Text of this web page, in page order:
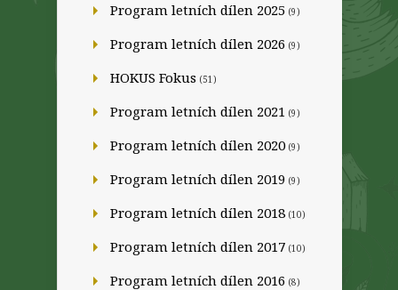
Program letních dílen 2025 (9)
Program letních dílen 2026 (9)
HOKUS Fokus (51)
Program letních dílen 2021 (9)
Program letních dílen 2020 (9)
Program letních dílen 2019 (9)
Program letních dílen 2018 (10)
Program letních dílen 2017 (10)
Program letních dílen 2016 (8)